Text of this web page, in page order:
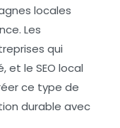
locales
Les
qui
et le SEO local
ce type de
durable avec